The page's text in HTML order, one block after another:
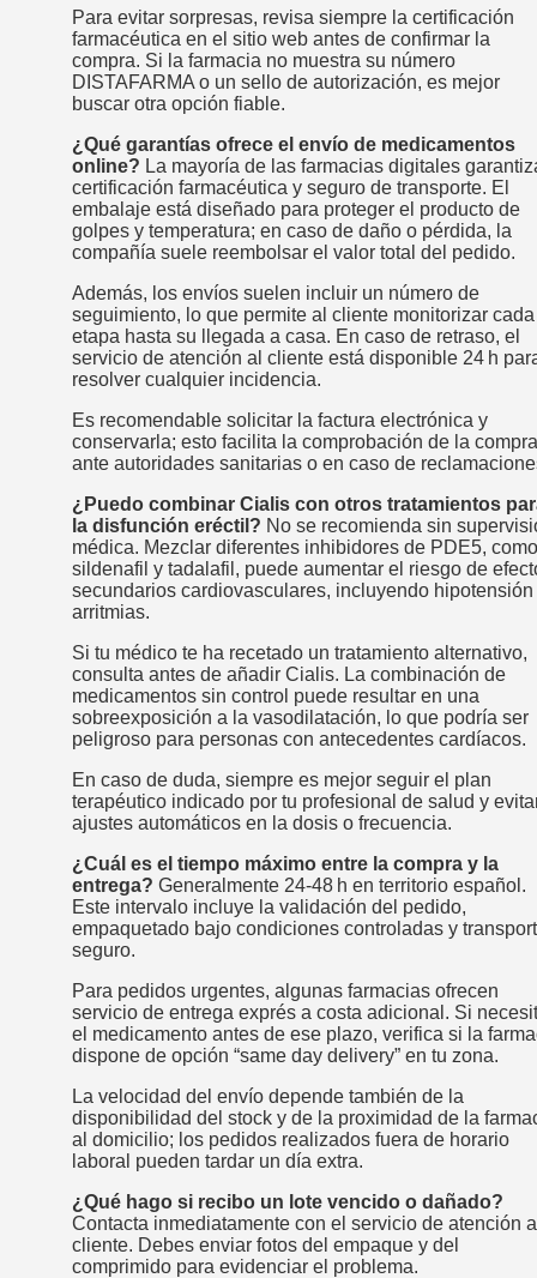
Para evitar sorpresas, revisa siempre la certificación
farmacéutica en el sitio web antes de confirmar la
compra. Si la farmacia no muestra su número
DISTAFARMA o un sello de autorización, es mejor
buscar otra opción fiable.
¿Qué garantías ofrece el envío de medicamentos
online? La mayoría de las farmacias digitales
certificación farmacéutica y seguro de transporte. El
embalaje está diseñado para proteger el producto de
golpes y temperatura; en caso de daño o pérdida, la
compañía suele reembolsar el valor total del pedido.
Además, los envíos suelen incluir un número de
seguimiento, lo que permite al cliente monitorizar cada
etapa hasta su llegada a casa. En caso de retraso, el
servicio de atención al cliente está disponible 24 h
resolver cualquier incidencia.
Es recomendable solicitar la factura electrónica y
conservarla; esto facilita la comprobación de la compra
ante autoridades sanitarias o en caso de
¿Puedo combinar Cialis con otros tratamientos
la disfunción eréctil? No se recomienda sin
médica. Mezclar diferentes inhibidores de PDE5, como
sildenafil y tadalafil, puede aumentar el riesgo de
secundarios cardiovasculares, incluyendo hipotensión
arritmias.
Si tu médico te ha recetado un tratamiento alternativo,
consulta antes de añadir Cialis. La combinación de
medicamentos sin control puede resultar en una
sobreexposición a la vasodilatación, lo que podría ser
peligroso para personas con antecedentes cardíacos.
En caso de duda, siempre es mejor seguir el plan
terapéutico indicado por tu profesional de salud y
ajustes automáticos en la dosis o frecuencia.
¿Cuál es el tiempo máximo entre la compra y la
entrega? Generalmente 24‑48 h en territorio español.
Este intervalo incluye la validación del pedido,
empaquetado bajo condiciones controladas y
seguro.
Para pedidos urgentes, algunas farmacias ofrecen
servicio de entrega exprés a costa adicional. Si
el medicamento antes de ese plazo, verifica si la
dispone de opción “same day delivery” en tu zona.
La velocidad del envío depende también de la
disponibilidad del stock y de la proximidad de la
al domicilio; los pedidos realizados fuera de horario
laboral pueden tardar un día extra.
¿Qué hago si recibo un lote vencido o dañado?
Contacta inmediatamente con el servicio de atención
cliente. Debes enviar fotos del empaque y del
comprimido para evidenciar el problema.